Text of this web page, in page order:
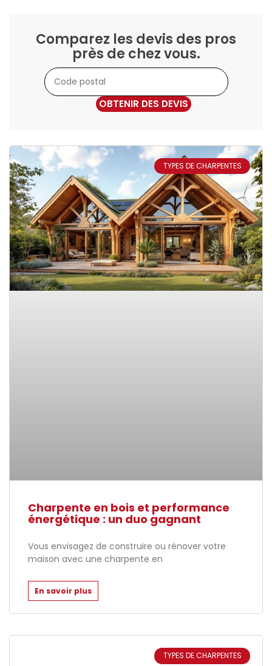
Comparez les devis des pros
près de chez vous.
OBTENIR DES DEVIS
TYPES DE CHARPENTES
Charpente en bois et performance
énergétique : un duo gagnant
Vous envisagez de construire ou rénover votre
maison avec une charpente en
En savoir plus
TYPES DE CHARPENTES